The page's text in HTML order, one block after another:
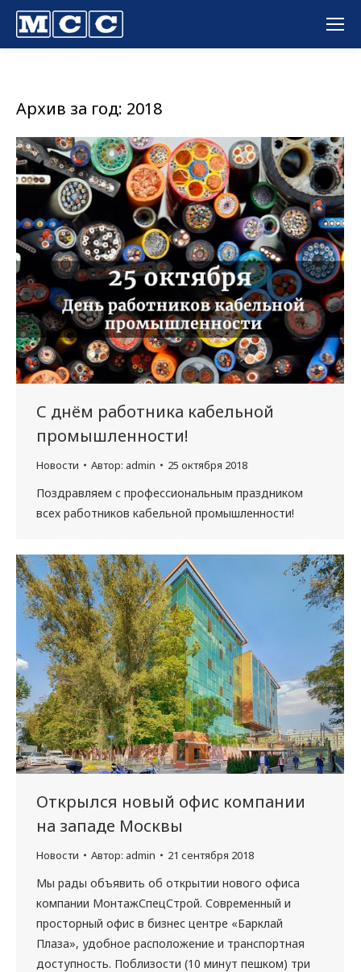
Архив за год: 2018
С днём работника кабельной
промышленности!
Новости Автор: admin 25 октября 2018
Поздравляем с профессиональным праздником
всех работников кабельной промышленности!
Открылся новый офис компании
на западе Москвы
Новости Автор: admin 21 сентября 2018
Мы рады объявить об открытии нового офиса
компании МонтажСпецСтрой. Современный и
просторный офис в бизнес центре «Барклай
Плаза», удобное расположение и транспортная
доступность. Поблизости (10 минут пешком) три